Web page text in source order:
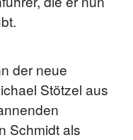
der neue
Stötzel aus
Schmidt als